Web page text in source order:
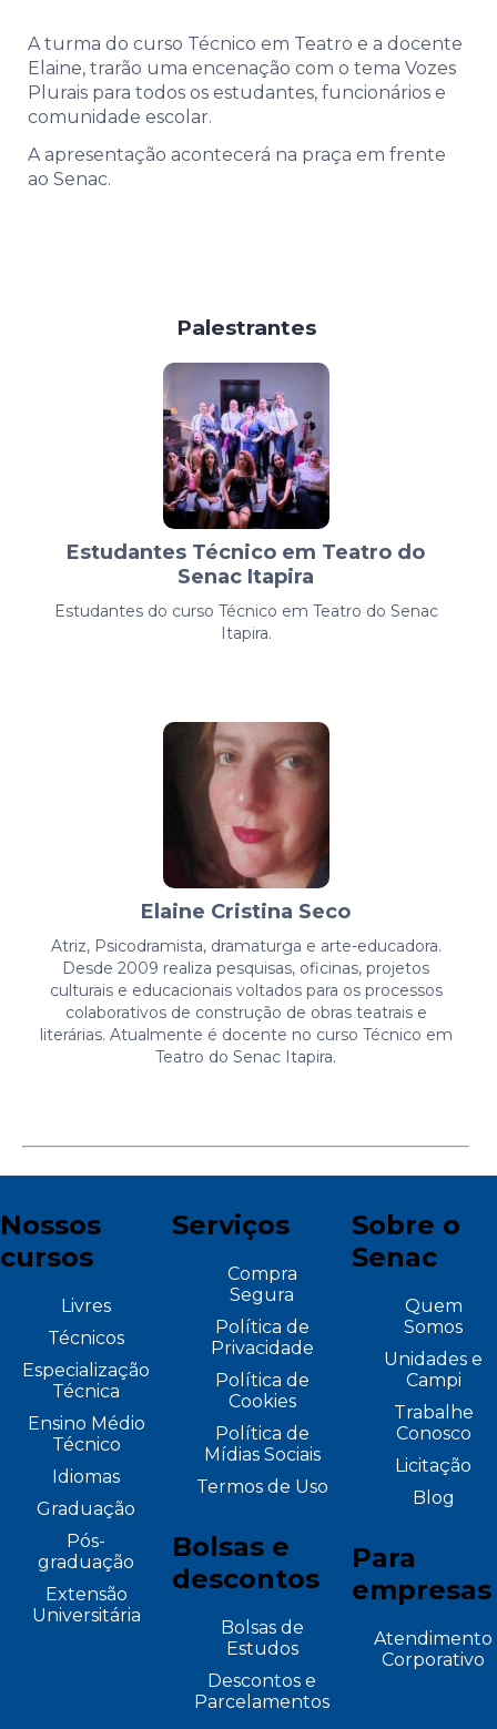
A turma do curso Técnico em Teatro e a docente
Elaine, trarão uma encenação com o tema Vozes
Plurais para todos os estudantes, funcionários e
comunidade escolar.
A apresentação acontecerá na praça em frente
ao Senac.
Palestrantes
Estudantes Técnico em Teatro do
Senac Itapira
Estudantes do curso Técnico em Teatro do Senac
Itapira.
Elaine Cristina Seco
Atriz, Psicodramista, dramaturga e arte-educadora.
Desde 2009 realiza pesquisas, oficinas, projetos
culturais e educacionais voltados para os processos
colaborativos de construção de obras teatrais e
literárias. Atualmente é docente no curso Técnico em
Teatro do Senac Itapira.
Nossos
cursos
Livres
Técnicos
Especialização
Técnica
Ensino Médio
Técnico
Idiomas
Graduação
Pós-
graduação
Extensão
Universitária
Serviços
Compra
Segura
Política de
Privacidade
Política de
Cookies
Política de
Mídias Sociais
Termos de Uso
Bolsas e
descontos
Bolsas de
Estudos
Descontos e
Parcelamentos
Sobre o
Senac
Quem
Somos
Unidades e
Campi
Trabalhe
Conosco
Licitação
Blog
Para
empresas
Atendimento
Corporativo